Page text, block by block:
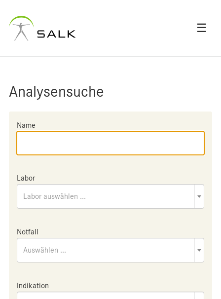
☰
Analysensuche
Name
Labor
Labor auswählen ...
Notfall
Auswählen ...
Indikation